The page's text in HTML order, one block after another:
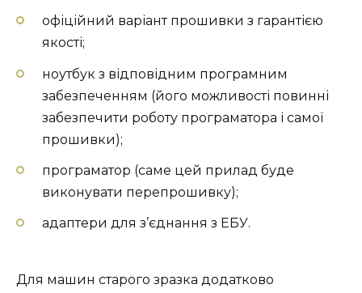
офіційний варіант прошивки з гарантією
якості;
ноутбук з відповідним програмним
забезпеченням (його можливості повинні
забезпечити роботу програматора і самої
прошивки);
програматор (саме цей прилад буде
виконувати перепрошивку);
адаптери для з’єднання з ЕБУ.
Для машин старого зразка додатково